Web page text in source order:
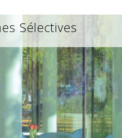
Sélectives